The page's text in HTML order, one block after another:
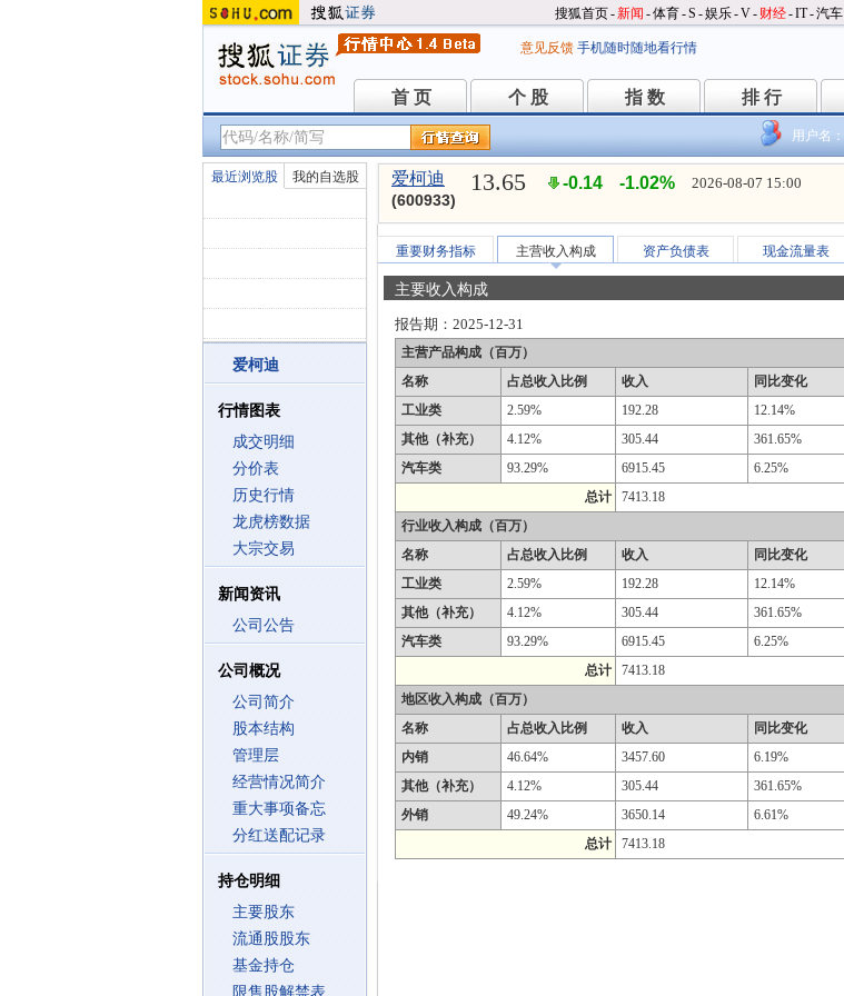
搜狐首页-新闻 -体育-S -娱乐-V- 财经-IT-汽车
意见反馈 手机随时随地看行情
首 页
首 页 个 股
个 股 指 数
指 数 排 行
排 行
用户名：
最近浏览股 我的自选股
爱柯迪
行情图表
成交明细
分价表
历史行情
龙虎榜数据
大宗交易
新闻资讯
公司公告
公司概况
公司简介
股本结构
管理层
经营情况简介
重大事项备忘
分红送配记录
持仓明细
主要股东
流通股股东
基金持仓
限售股解禁表
爱柯迪
(600933)
13.65 -0.14 -1.02% 2026-08-07 15:00
重要财务指标 主营收入构成 资产负债表 现金流量表
主要收入构成
报告期： 2025-12-31
主营产品构成（百万）
名称
占总收入比例 收入 同比变化
工业类
2.59% 192.28 12.14%
其他（补充）
4.12% 305.44 361.65%
汽车类
93.29% 6915.45 6.25%
总计
7413.18
行业收入构成（百万）
名称
占总收入比例 收入 同比变化
工业类
2.59% 192.28 12.14%
其他（补充）
4.12% 305.44 361.65%
汽车类
93.29% 6915.45 6.25%
总计
7413.18
地区收入构成（百万）
名称
占总收入比例 收入 同比变化
内销
46.64% 3457.60 6.19%
其他（补充）
4.12% 305.44 361.65%
外销
49.24% 3650.14 6.61%
总计
7413.18